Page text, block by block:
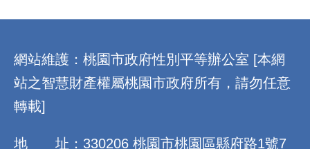
網站維護：桃園市政府性別平等辦公室 [本網
站之智慧財產權屬桃園市政府所有，請勿任意
轉載]
地 址：330206 桃園市桃園區縣府路1號7